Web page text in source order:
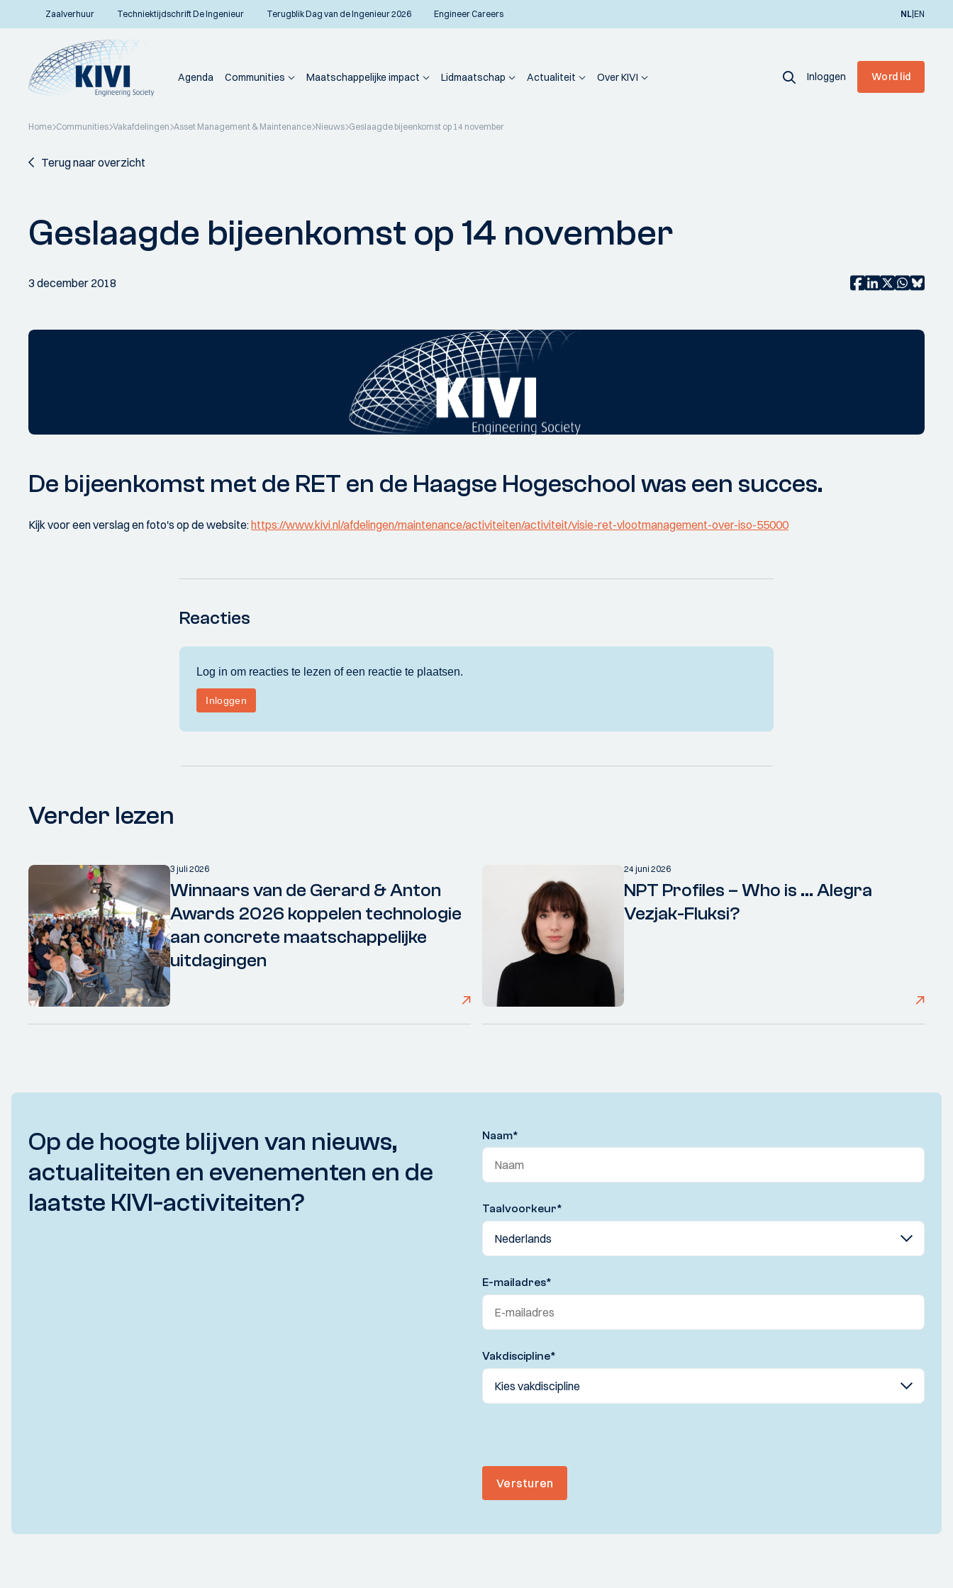
Zaalverhuur Techniektijdschrift De Ingenieur Terugblik Dag van de Ingenieur 2026 Engineer Careers NL|EN
Agenda Communities Maatschappelijke impact Lidmaatschap Actualiteit Over KIVI Inloggen Word lid
Home Communities Vakafdelingen Asset Management & Maintenance Nieuws Geslaagde bijeenkomst op 14 november
Terug naar overzicht
Geslaagde bijeenkomst op 14 november
3 december 2018
De bijeenkomst met de RET en de Haagse Hogeschool was een succes.
Kijk voor een verslag en foto's op de website:https://www.kivi.nl/afdelingen/maintenance/activiteiten/activiteit/visie-ret-vlootmanagement-over-iso-55000
Reacties
Verder lezen
3 juli 2026
Winnaars van de Gerard & Anton
Awards 2026 koppelen technologie
aan concrete maatschappelijke
uitdagingen
24 juni 2026
NPT Profiles – Who is ... Alegra
Vezjak-Fluksi?
Op de hoogte blijven van nieuws,
actualiteiten en evenementen en de
laatste KIVI-activiteiten?
Naam*
Taalvoorkeur*
E-mailadres*
Vakdiscipline*
Versturen